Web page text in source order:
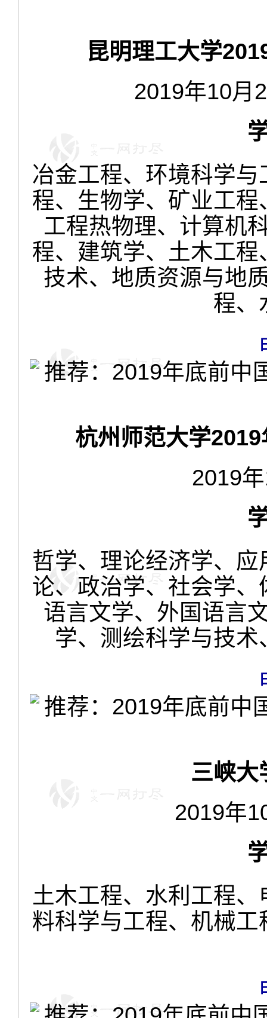
昆明理工大学
2019年10月
冶金工程、环境科学
程、生物学、矿业工
工程热物理、计算机
程、建筑学、土木工
技术、地质资源与地
程
杭州师范大学
2019
哲学、理论经济学、
论、政治学、社会学
语言文学、外国语言
学、测绘科学与技
三峡大
2019年
土木工程、水利工程
料科学与工程、机械